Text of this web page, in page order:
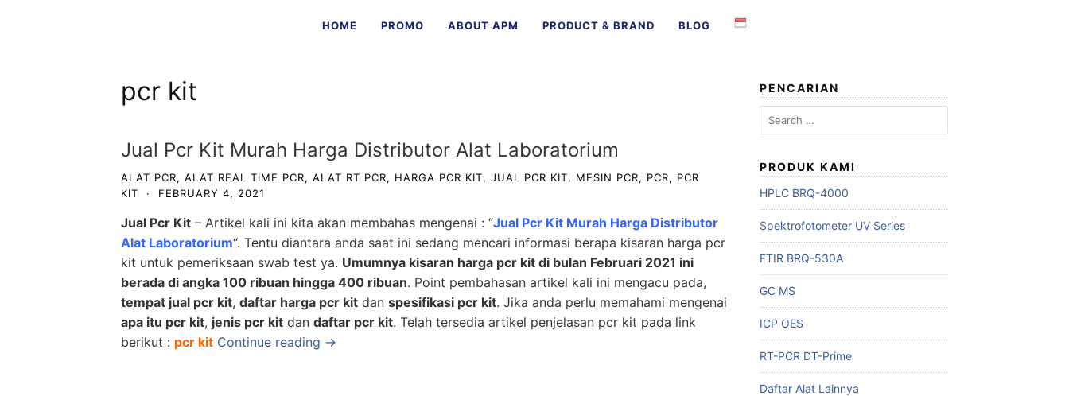
HOME PROMO ABOUT APM PRODUCT & BRAND BLOG
pcr kit
Jual Pcr Kit Murah Harga Distributor Alat Laboratorium
ALAT PCR, ALAT REAL TIME PCR, ALAT RT PCR, HARGA PCR KIT, JUAL PCR KIT, MESIN PCR, PCR, PCR
KIT
· FEBRUARY 4, 2021
Jual Pcr Kit – Artikel kali ini kita akan membahas mengenai : “Jual Pcr Kit Murah Harga Distributor
Alat Laboratorium“. Tentu diantara anda saat ini sedang mencari informasi berapa kisaran harga pcr
kit untuk pemeriksaan swab test ya. Umumnya kisaran harga pcr kit di bulan Februari 2021 ini
berada di angka 100 ribuan hingga 400 ribuan. Point pembahasan artikel kali ini mengacu pada,
tempat jual pcr kit, daftar harga pcr kit dan spesifikasi pcr kit. Jika anda perlu memahami mengenai
apa itu pcr kit, jenis pcr kit dan daftar pcr kit. Telah tersedia artikel penjelasan pcr kit pada link
berikut : pcr kit Continue reading →
PENCARIAN
Search
for:
PRODUK KAMI
HPLC BRQ-4000
Spektrofotometer UV Series
FTIR BRQ-530A
GC MS
ICP OES
RT-PCR DT-Prime
Daftar Alat Lainnya